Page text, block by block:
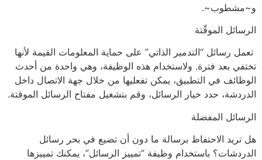
و~مشطوب~.
الرسائل الموقّتة
تعمل رسائل “التدمير الذاتي” على حماية المعلومات القيمة لأنها
تختفي بعد فترة. ولاستخدام هذه الوظيفة، وهي واحدة من أحدث
الوظائف في التطبيق، يمكن تفعليها من خلال جهة الاتصال داخل
الدردشة، حدد خيار الرسائل، وقم بتشغيل مفتاح الرسائل الموقتة.
الرسائل المفضلة
هل تريد الاحتفاظ برسالة ما دون أن تضيع في بحر رسائل
الدردشات؟ باستخدام وظيفة “تمييز الرسائل”، يمكنك تمييزها